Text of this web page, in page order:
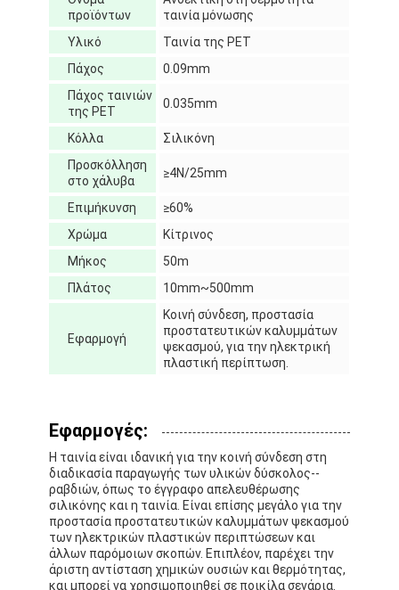
Σπίτι
Προϊόντα
Περίπου εμείς
Γύρος εργοστασίων
Ποιοτικός έλεγχος
Μας ελάτε σε επαφή με
Συγκολλητική ταινία μόνωσης
Ανθεκτική στη θερμότητα ταινία μόνωσης
Κολλητική ταινία υφασμάτων γυαλιού
Κολλητική ταινία ταινιών Polyimide
Κολλητική ταινία φύλλων αλουμινίου αργιλίου
προϊόντων
ταινία μόνωσης
Υλικό
Ταινία της PET
Πάχος
0.09mm
Πάχος ταινιών
της PET
0.035mm
Κόλλα
Σιλικόνη
Προσκόλληση
στο χάλυβα
≥4N/25mm
Επιμήκυνση
≥60%
Χρώμα
Κίτρινος
Μήκος
50m
Πλάτος
10mm~500mm
Εφαρμογή
Κοινή σύνδεση, προστασία
προστατευτικών καλυμμάτων
ψεκασμού, για την ηλεκτρική
πλαστική περίπτωση.
Εφαρμογές:
Η ταινία είναι ιδανική για την κοινή σύνδεση στη
διαδικασία παραγωγής των υλικών δύσκολος--
ραβδιών, όπως το έγγραφο απελευθέρωσης
σιλικόνης και η ταινία. Είναι επίσης μεγάλο για την
προστασία προστατευτικών καλυμμάτων ψεκασμού
των ηλεκτρικών πλαστικών περιπτώσεων και
άλλων παρόμοιων σκοπών. Επιπλέον, παρέχει την
άριστη αντίσταση χημικών ουσιών και θερμότητας,
και μπορεί να χρησιμοποιηθεί σε ποικίλα σενάρια.